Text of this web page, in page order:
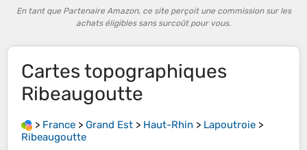
En tant que Partenaire Amazon, ce site perçoit une commission sur les
achats éligibles sans surcoût pour vous.
Cartes topographiques
Ribeaugoutte
> France > Grand Est > Haut-Rhin > Lapoutroie >
Ribeaugoutte